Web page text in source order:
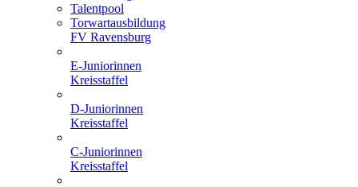
Talentpool
Torwartausbildung
FV Ravensburg
E-Juniorinnen
Kreisstaffel
D-Juniorinnen
Kreisstaffel
C-Juniorinnen
Kreisstaffel